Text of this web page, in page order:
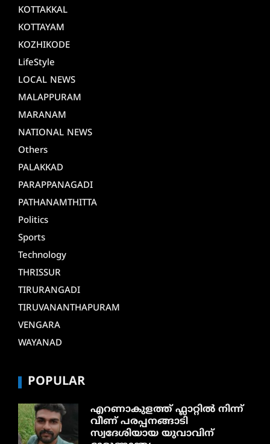
KOTTAKKAL
KOTTAYAM
KOZHIKODE
LifeStyle
LOCAL NEWS
MALAPPURAM
MARANAM
NATIONAL NEWS
Others
PALAKKAD
PARAPPANAGADI
PATHANAMTHITTA
Politics
Sports
Technology
THRISSUR
TIRURANGADI
TIRUVANANTHAPURAM
VENGARA
WAYANAD
POPULAR
എറണാകുളത്ത് ഫ്ലാറ്റിൽ നിന്ന്
വീണ് പരപ്പനങ്ങാടി
സ്വദേശിയായ യുവാവിന്